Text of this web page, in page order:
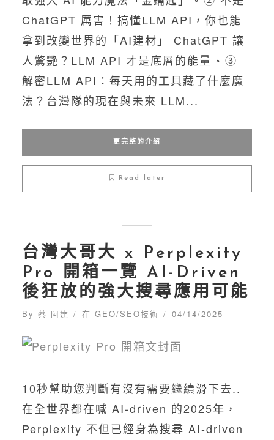
ChatGPT 厲害！搞懂LLM API，你也能
拿到改變世界的「AI建材」 ChatGPT 讓
人驚艷？LLM API 才是底層的能量 ◦ ③
解密LLM API：每天用的工具藏了什麼魔
法？台灣隊的現在與未來 LLM...
更完整的介紹
Read later
台灣大哥大 x Perplexity
Pro 開箱一覽 AI-Driven
後狂放的強大搜尋應用可能
By 蔡 阿達 在 GEO/SEO技術 04/14/2025
10秒幫助您判斷有沒有需要繼續滑下去..
在全世界都在喊 AI-driven 的2025年，
Perplexity 不但已經身為搜尋 AI-driven